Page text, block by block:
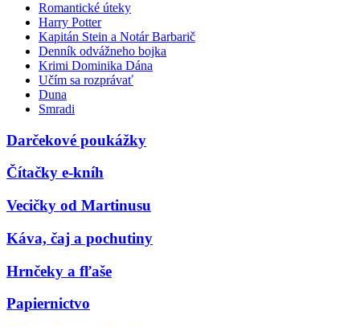
Romantické úteky
Harry Potter
Kapitán Stein a Notár Barbarič
Denník odvážneho bojka
Krimi Dominika Dána
Učím sa rozprávať
Duna
Smradi
Darčekové poukážky
Čítačky e-kníh
Vecičky od Martinusu
Káva, čaj a pochutiny
Hrnčeky a fľaše
Papiernictvo